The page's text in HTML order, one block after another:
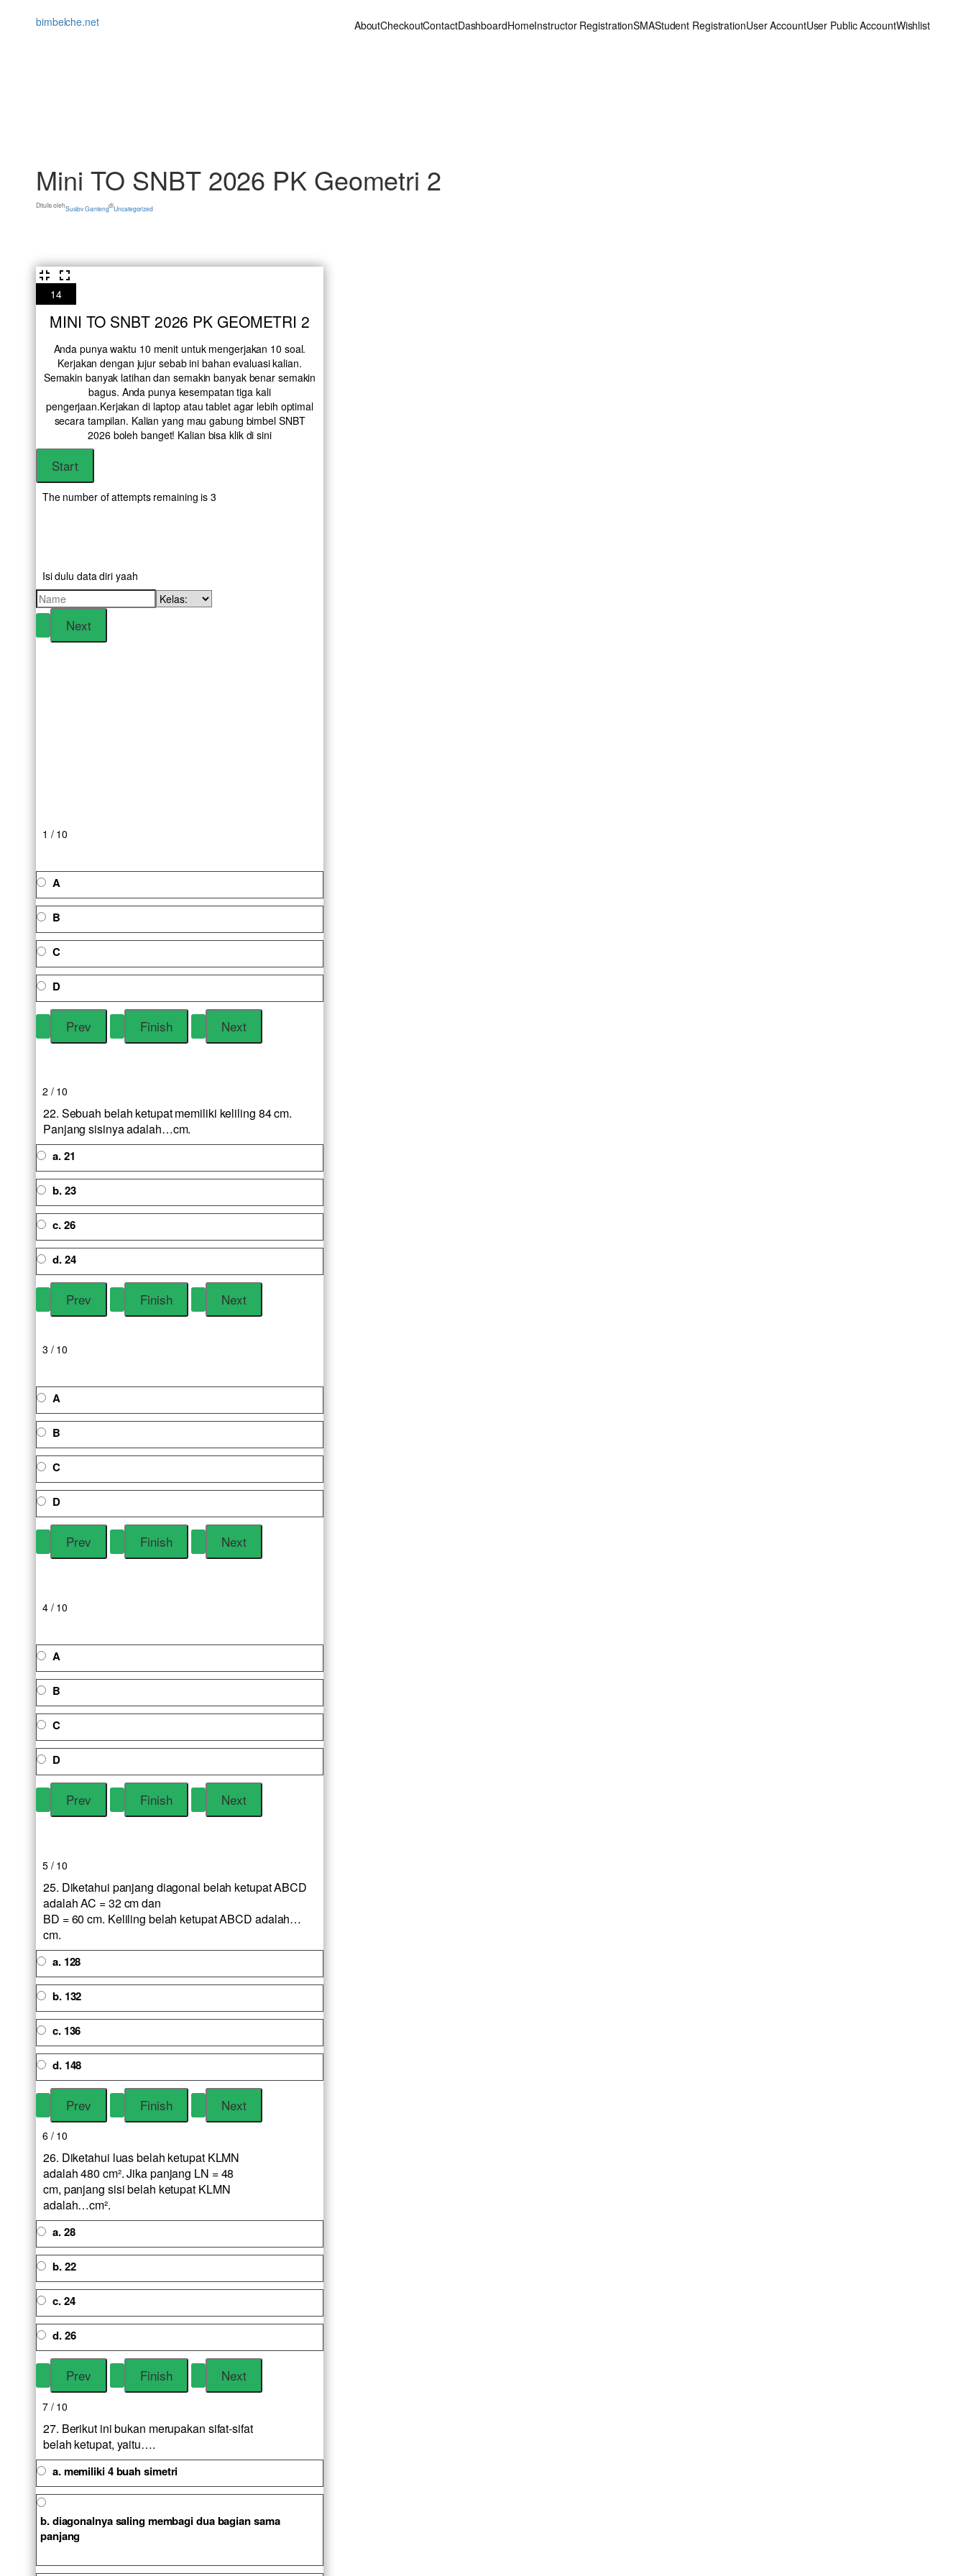
bimbelche.net AboutCheckoutContactDashboardHomeInstructor RegistrationSMAStudent RegistrationUser AccountUser Public AccountWishlist
Mini TO SNBT 2026 PK Geometri 2
Ditulis olehSuslov GantengdiUncategorized
14
MINI TO SNBT 2026 PK GEOMETRI 2
Anda punya waktu 10 menit untuk mengerjakan 10 soal.
Kerjakan dengan jujur sebab ini bahan evaluasi kalian.
Semakin banyak latihan dan semakin banyak benar semakin
bagus. Anda punya kesempatan tiga kali
pengerjaan.Kerjakan di laptop atau tablet agar lebih optimal
secara tampilan. Kalian yang mau gabung bimbel SNBT
2026 boleh banget! Kalian bisa klik di sini
The number of attempts remaining is 3
Isi dulu data diri yaah
1 / 10
A
B
C
D
2 / 10
22. Sebuah belah ketupat memiliki keliling 84 cm.
Panjang sisinya adalah…cm.
a. 21
b. 23
c. 26
d. 24
3 / 10
A
B
C
D
4 / 10
A
B
C
D
5 / 10
25. Diketahui panjang diagonal belah ketupat ABCD
adalah AC = 32 cm dan
BD = 60 cm. Keliling belah ketupat ABCD adalah…
cm.
a. 128
b. 132
c. 136
d. 148
6 / 10
26. Diketahui luas belah ketupat KLMN
adalah 480 cm². Jika panjang LN = 48
cm, panjang sisi belah ketupat KLMN
adalah…cm².
a. 28
b. 22
c. 24
d. 26
7 / 10
27. Berikut ini bukan merupakan sifat-sifat
belah ketupat, yaitu….
a. memiliki 4 buah simetri
b. diagonalnya saling membagi dua bagian sama
panjang